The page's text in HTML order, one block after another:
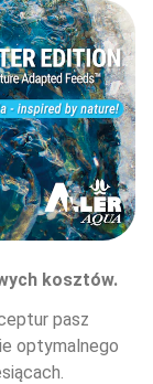
kosztów.
pasz
optymalnego